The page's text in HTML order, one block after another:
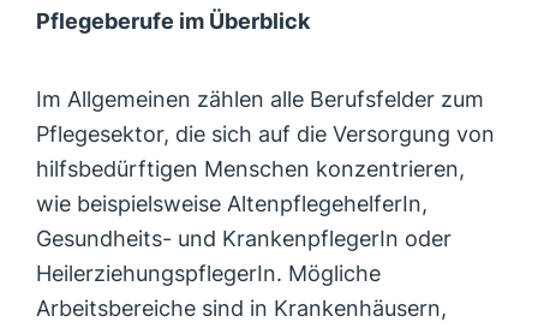
Pflegeberufe im Überblick
Im Allgemeinen zählen alle Berufsfelder zum
Pflegesektor, die sich auf die Versorgung von
hilfsbedürftigen Menschen konzentrieren,
wie beispielsweise AltenpflegehelferIn,
Gesundheits- und KrankenpflegerIn oder
HeilerziehungspflegerIn. Mögliche
Arbeitsbereiche sind in Krankenhäusern,